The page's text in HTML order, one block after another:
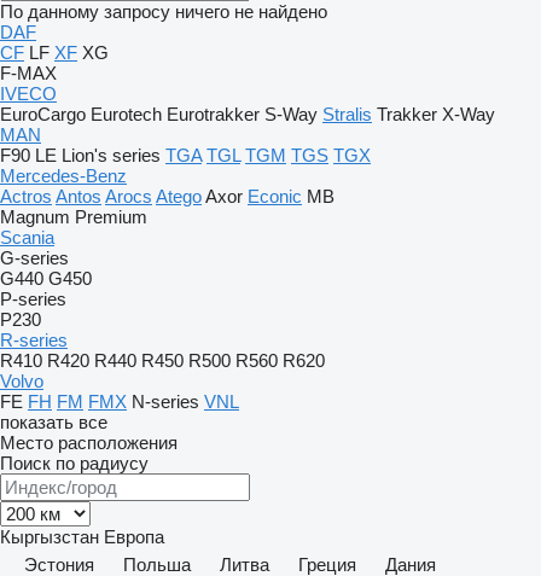
По данному запросу ничего не найдено
DAF
CF LF XF XG
F-MAX
IVECO
EuroCargo Eurotech Eurotrakker S-Way Stralis Trakker X-Way
MAN
F90 LE Lion's series TGA TGL TGM TGS TGX
Mercedes-Benz
Actros Antos Arocs AtegoAxor Econic MB
Magnum Premium
Scania
G-series
G440 G450
P-series
P230
R-series
R410 R420 R440 R450 R500 R560 R620
Volvo
FE FH FM FMX N-series VNL
показать все
Место расположения
Поиск по радиусу
Кыргызстан Европа
Эстония
Польша Литва Греция
Дания